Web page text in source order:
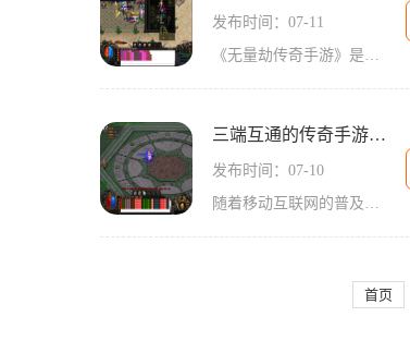
发布时间：07-11
《无量劫传奇手游》是一款经典的2D角色扮演游戏，这款游戏通过万人在线的玩家互动，给玩家带来了极致畅快的游戏体验。本文将为您介绍《无量劫传奇手游》的具体玩法，并解释其中
三端互通的传奇手游打金
发布时间：07-10
随着移动互联网的普及，手游行业蓬勃发展。在众多手游中，传奇手游一直都是备受玩家喜爱的经典之作。而“三端互通的传奇手游打金”成为了手游玩家们热衷的话题。下面将为大家
首页